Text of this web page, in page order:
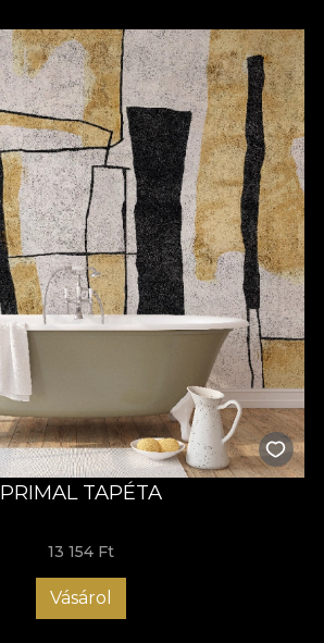
PRIMAL TAPÉTA
13 154 Ft
Vásárol